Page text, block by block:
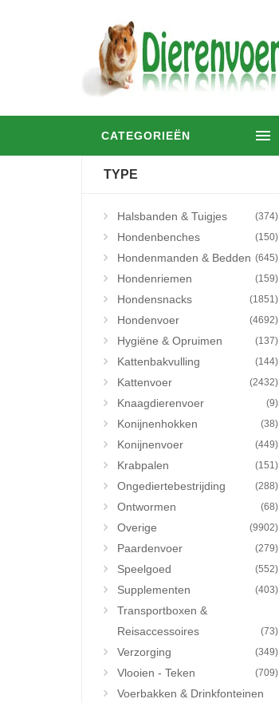
CATEGORIEËN
TYPE
Halsbanden & Tuigjes (374)
Hondenbenches (150)
Hondenmanden & Bedden (645)
Hondenriemen (159)
Hondensnacks (1851)
Hondenvoer (4692)
Hygiëne & Opruimen (137)
Kattenbakvulling (144)
Kattenvoer (2432)
Knaagdierenvoer (9)
Konijnenhokken (38)
Konijnenvoer (449)
Krabpalen (151)
Ongediertebestrijding (288)
Ontwormen (68)
Overige (9902)
Paardenvoer (279)
Speelgoed (552)
Supplementen (403)
Transportboxen &
Reisaccessoires
(73)
Verzorging (349)
Vlooien - Teken (709)
Voerbakken & Drinkfonteinen